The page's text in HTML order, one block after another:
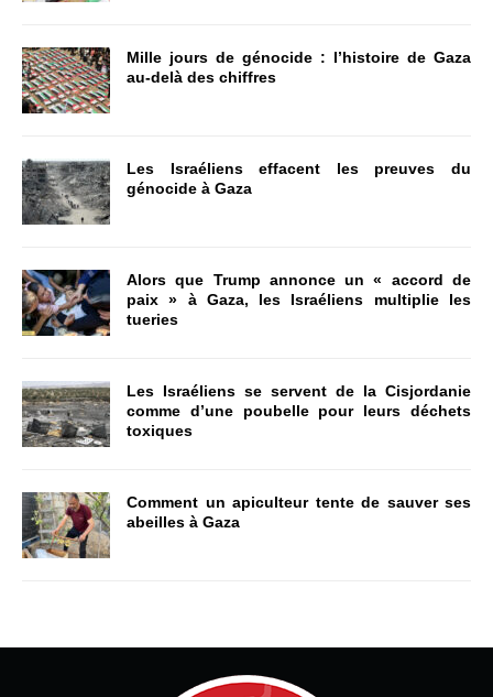
Mille jours de génocide : l’histoire de Gaza
au-delà des chiffres
Les Israéliens effacent les preuves du
génocide à Gaza
Alors que Trump annonce un « accord de
paix » à Gaza, les Israéliens multiplie les
tueries
Les Israéliens se servent de la Cisjordanie
comme d’une poubelle pour leurs déchets
toxiques
Comment un apiculteur tente de sauver ses
abeilles à Gaza